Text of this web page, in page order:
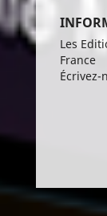
Les
France
Écrivez-